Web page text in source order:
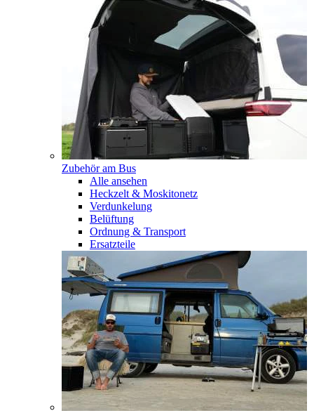
Zubehör am Bus
Alle ansehen
Heckzelt & Moskitonetz
Verdunkelung
Belüftung
Ordnung & Transport
Ersatzteile